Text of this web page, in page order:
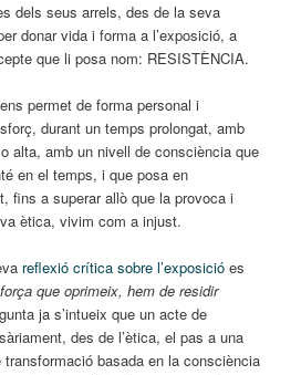
dels seus arrels, des de la seva
donar vida i forma a l’exposició, a
que li posa nom: RESISTÈNCIA.
permet de forma personal i
durant un temps prolongat, amb
alta, amb un nivell de consciència que
en el temps, i que posa en
fins a superar allò que la provoca i
ètica, vivim com a injust.
reflexió crítica sobre l’exposició es
que oprimeix, hem de residir
ja s’intueix que un acte de
des de l’ètica, el pas a una
basada en la consciència